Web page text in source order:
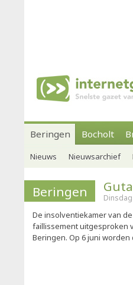
Beringen Bocholt
Nieuws Nieuwsarchief
Beringen
De insolventiekamer van
faillissement uitgesproken
Beringen. Op 6 juni